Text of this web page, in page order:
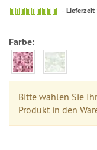
Lieferzeit
Farbe:
Bitte wählen Sie
Produkt in den